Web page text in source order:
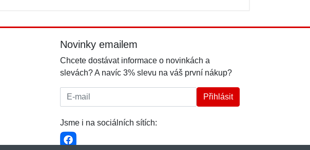
Novinky emailem
Chcete dostávat informace o novinkách a
slevách? A navíc 3% slevu na váš první nákup?
E-mail: Přihlásit
Jsme i na sociálních sítích: